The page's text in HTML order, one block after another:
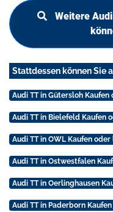
Weitere
Stattdessen können Sie
Audi TT in Gütersloh Kaufen
Audi TT in Bielefeld Kaufen
Audi TT in OWL Kaufen oder
Audi TT in Ostwestfalen
Audi TT in Oerlinghausen
Audi TT in Paderborn